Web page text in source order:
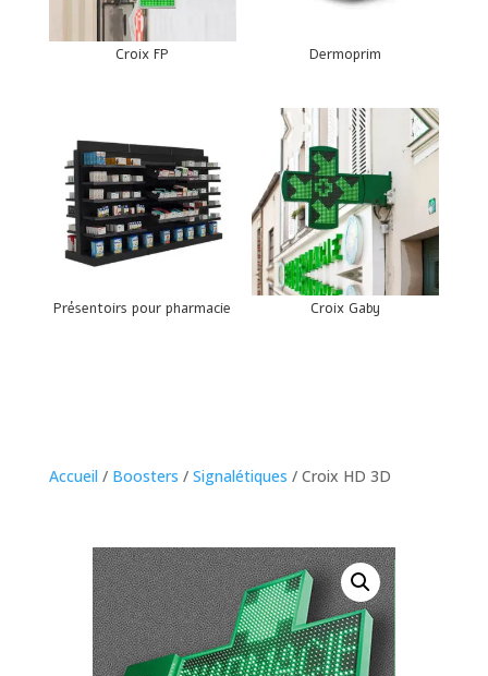
Croix FP Dermoprim
Présentoirs pour pharmacie Croix Gaby
Accueil / Boosters / Signalétiques / Croix HD 3D